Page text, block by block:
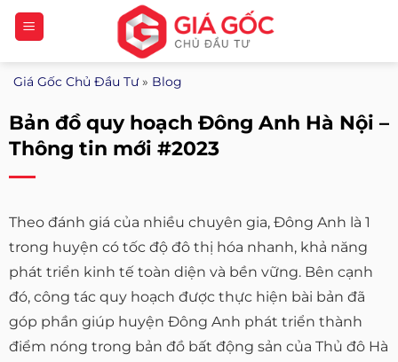
Bỏ
qua
nội
dung
Giá Gốc Chủ Đầu Tư» Blog
Bản đồ quy hoạch Đông Anh Hà Nội –
Thông tin mới #2023
Theo đánh giá của nhiều chuyên gia, Đông Anh là 1
trong huyện có tốc độ đô thị hóa nhanh, khả năng
phát triển kinh tế toàn diện và bền vững. Bên cạnh
đó, công tác quy hoạch được thực hiện bài bản đã
góp phần giúp huyện Đông Anh phát triển thành
điểm nóng trong bản đồ bất động sản của Thủ đô Hà